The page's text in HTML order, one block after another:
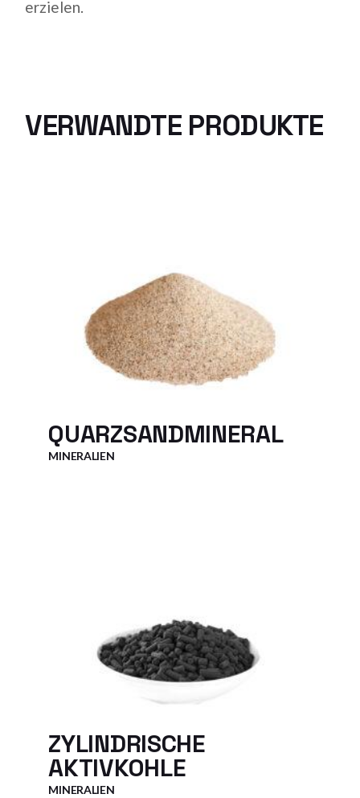
erzielen.
VERWANDTE PRODUKTE
QUARZSANDMINERAL
MINERALIEN
ZYLINDRISCHE
AKTIVKOHLE
MINERALIEN